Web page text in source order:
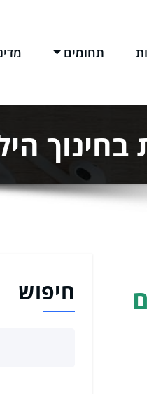
תחומים
חיפוש